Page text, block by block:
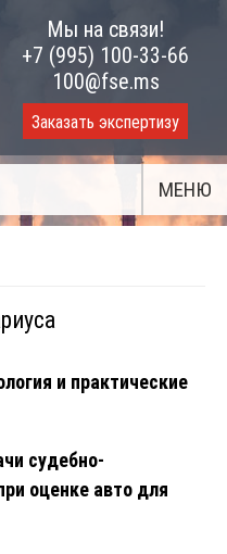
Мы на связи!
+7 (995) 100-33-66
100@fse.ms
Заказать экспертизу
МЕНЮ
и практические
судебно-
оценке авто для